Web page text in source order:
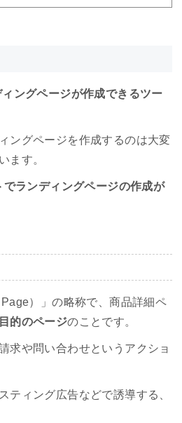
ングページが作成できるツー
ングページを作成するのは大変
ます。
ランディングページの作成が
）」の略称で、商品詳細ペ
的のページのことです。
求や問い合わせというアクショ
ティング広告などで誘導する、